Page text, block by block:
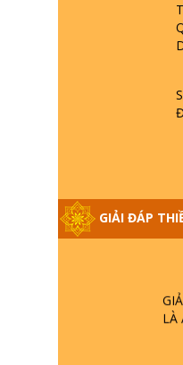
GIẢI ĐÁP
20
LÀ